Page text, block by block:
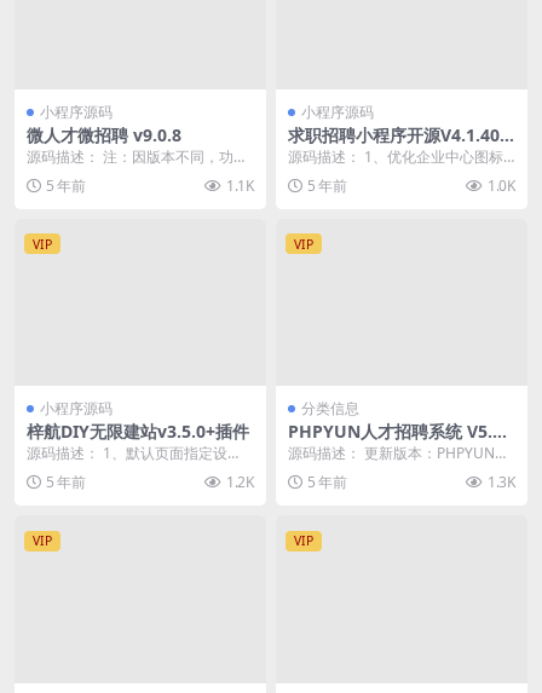
小程序源码
微人才微招聘 v9.0.8
源码描述： 注：因版本不同，功能
不断升级，介绍仅供参考 微人才微
招聘，招人才，找...
5 年前 1.1K
小程序源码
求职招聘小程序开源V4.1.40
版+前端
源码描述： 1、优化企业中心图标
更新后需重新发布前端 演示截图：
5 年前 1.0K
VIP
小程序源码
梓航DIY无限建站v3.5.0+插件
源码描述： 1、默认页面指定设
置，更灵活、更方便 2、全局样式
设置，减少页面重复...
5 年前 1.2K
VIP
分类信息
PHPYUN人才招聘系统 V5.1.
5Beta_授权版
源码描述： 更新版本：PHPYUN人
才招聘系统 v5.1.5Beta 更新日
期：...5 年前 1.3K
VIP VIP